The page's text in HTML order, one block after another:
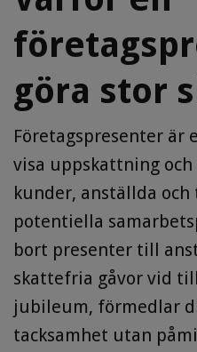
göra stor
Företagspresenter
visa uppskattning
kunder, anställda och
potentiella
bort presenter till
skattefria gåvor vid
jubileum, förmedlar
tacksamhet utan